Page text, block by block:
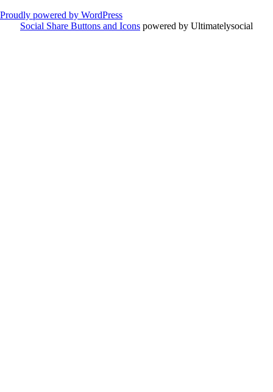
Proudly powered by WordPress
Social Share Buttons and Icons powered by Ultimatelysocial